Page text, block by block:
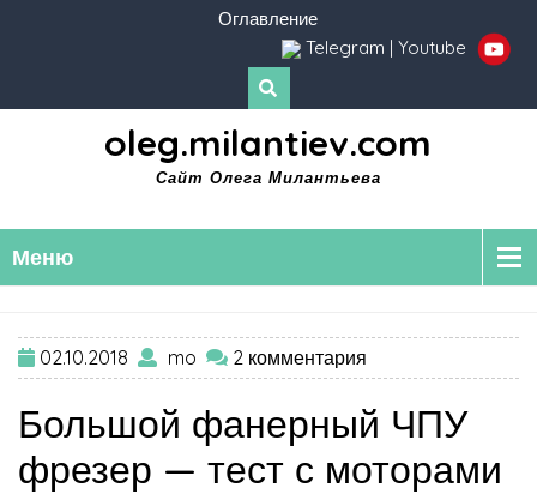
Оглавление
Telegram | Youtube
oleg.milantiev.com
Сайт Олега Милантьева
Меню
02.10.2018 mo 2 комментария
Большой фанерный ЧПУ
фрезер — тест с моторами